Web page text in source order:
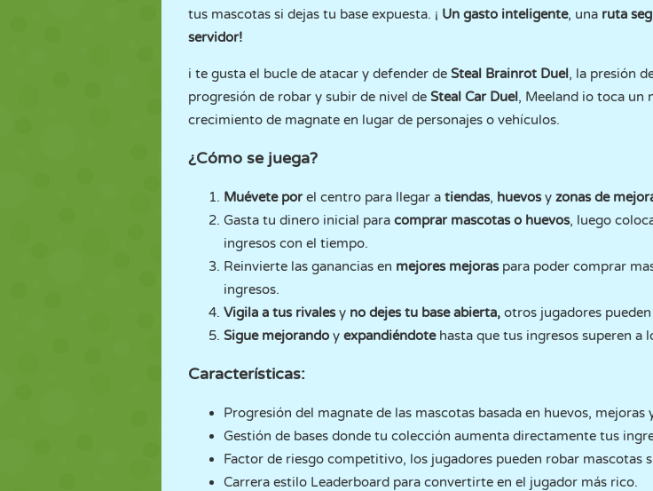
tus mascotas si dejas tu base expuesta. ¡ Un gasto inteligente, una ruta
servidor!
i te gusta el bucle de atacar y defender de Steal Brainrot Duel, la presión
progresión de robar y subir de nivel de Steal Car Duel, Meeland io toca un
crecimiento de magnate en lugar de personajes o vehículos.
¿Cómo se juega?
Muévete porel centro para llegar a tiendas, huevosy zonas de
Gasta tu dinero inicial para comprar mascotas o huevos, luego
ingresos con el tiempo.
Reinvierte las ganancias en mejores mejoras para poder comprar
ingresos.
Vigila a tus rivalesy no dejes tu base abierta, otros jugadores
Sigue mejorando y expandiéndotehasta que tus ingresos superen a
Características:
Progresión del magnate de las mascotas basada en huevos,
Gestión de bases donde tu colección aumenta directamente tus
Factor de riesgo competitivo, los jugadores pueden robar mascotas
Carrera estilo Leaderboard para convertirte en el jugador más rico.